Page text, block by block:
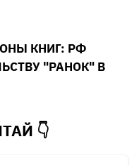
КНИГ: РФ
"РАНОК" В
👇